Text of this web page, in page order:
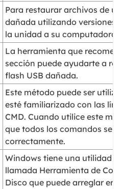
Para restaurar archivos de
dañada utilizando versiones
la unidad a su computadora.
La herramienta que
sección puede ayudarte a
flash USB dañada.
Este método puede ser
esté familiarizado con las
CMD. Cuando utilice este
que todos los comandos se
correctamente.
Windows tiene una utilidad
llamada Herramienta de
Disco que puede arreglar